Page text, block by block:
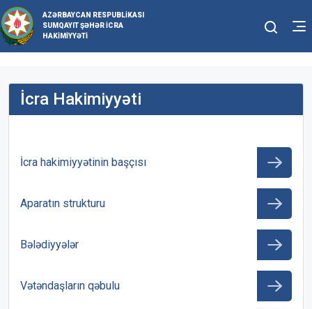
AZƏRBAYCAN RESPUBLIKASI
SUMQAYIT ŞƏHƏR İCRA
HAKIMIYYƏTI
İcra Hakimiyyəti
İcra hakimiyyətinin başçısı
Aparatın strukturu
Bələdiyyələr
Vətəndaşların qəbulu